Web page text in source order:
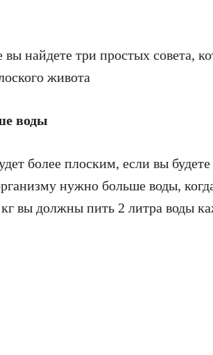
вы найдете три простых совета,
живота
воды
более плоским, если вы
нужно больше воды,
кг вы должны пить 2 литра воды